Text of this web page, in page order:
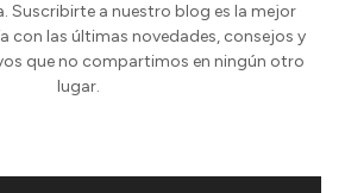
Suscribirte a nuestro blog es la mejor
con las últimas novedades, consejos y
que no compartimos en ningún otro
lugar.